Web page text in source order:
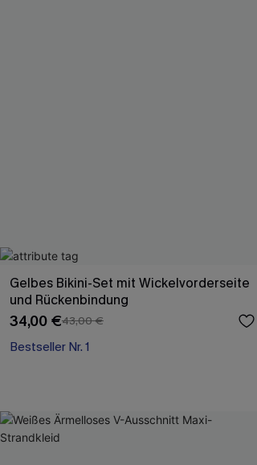
Gelbes Bikini-Set mit Wickelvorderseite
und Rückenbindung
34,00 €43,00 €
Bestseller Nr. 1